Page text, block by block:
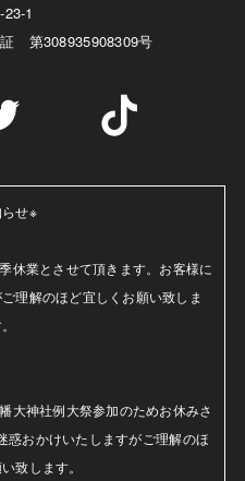
1
第308935908309号
せ※
休業とさせて頂きます。お客様に
理解のほど宜しくお願い致しま
大神社例大祭参加のためお休みさ
惑おかけいたしますがご理解のほ
致します。